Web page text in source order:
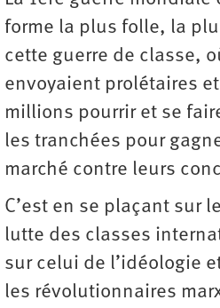
forme la plus folle, la
cette guerre de classe,
envoyaient prolétaires
millions pourrir et se
les tranchées pour
marché contre leurs
C’est en se plaçant sur
lutte des classes
sur celui de l’idéologie
les révolutionnaires